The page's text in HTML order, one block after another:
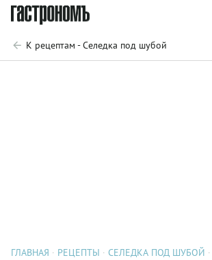
К рецептам - Селедка под шубой
ГЛАВНАЯ РЕЦЕПТЫ
СЕЛЕДКА ПОД ШУБОЙ